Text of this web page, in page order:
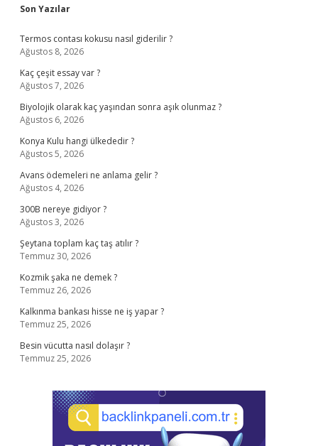
Sidebar
Son Yazılar
Termos contası kokusu nasıl giderilir ?
Ağustos 8, 2026
Kaç çeşit essay var ?
Ağustos 7, 2026
Biyolojik olarak kaç yaşından sonra aşık olunmaz ?
Ağustos 6, 2026
Konya Kulu hangi ülkededir ?
Ağustos 5, 2026
Avans ödemeleri ne anlama gelir ?
Ağustos 4, 2026
300B nereye gidiyor ?
Ağustos 3, 2026
Şeytana toplam kaç taş atılır ?
Temmuz 30, 2026
Kozmik şaka ne demek ?
Temmuz 26, 2026
Kalkınma bankası hisse ne iş yapar ?
Temmuz 25, 2026
Besin vücutta nasıl dolaşır ?
Temmuz 25, 2026